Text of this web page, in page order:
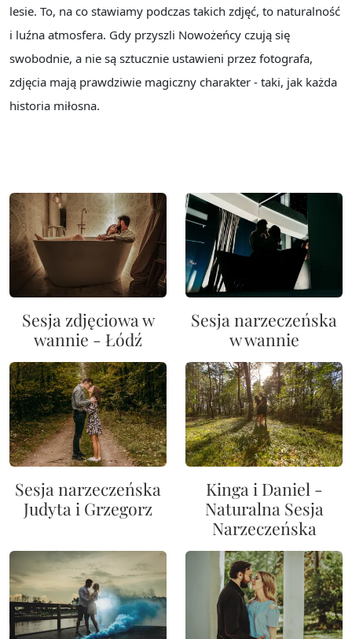
lesie. To, na co stawiamy podczas takich zdjęć, to naturalność
i luźna atmosfera. Gdy przyszli Nowożeńcy czują się
swobodnie, a nie są sztucznie ustawieni przez fotografa,
zdjęcia mają prawdziwie magiczny charakter - taki, jak każda
historia miłosna.
Sesja zdjęciowa w
wannie - Łódź
Sesja narzeczeńska
w wannie
Sesja narzeczeńska
Judyta i Grzegorz
Kinga i Daniel -
Naturalna Sesja
Narzeczeńska